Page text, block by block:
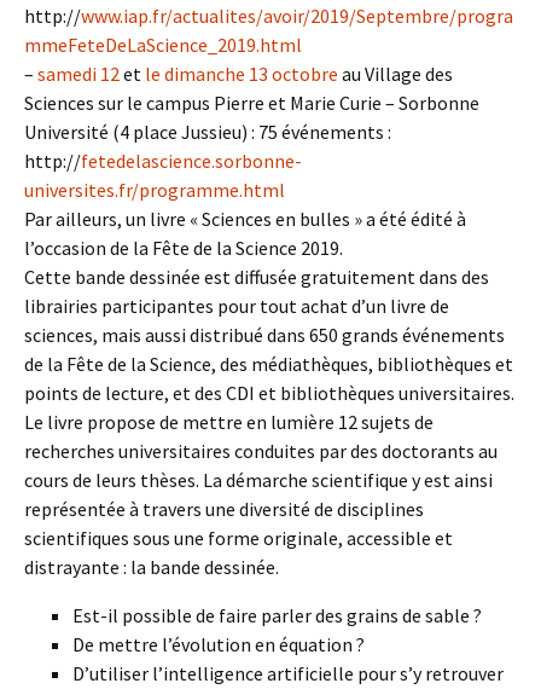
http://www.iap.fr/actualites/avoir/2019/Septembre/progra
mmeFeteDeLaScience_2019.html
– samedi 12et le dimanche 13 octobre au Village des
Sciences sur le campus Pierre et Marie Curie – Sorbonne
Université (4 place Jussieu) : 75 événements :
http://fetedelascience.sorbonne-
universites.fr/programme.html
Par ailleurs, un livre « Sciences en bulles » a été édité à
l’occasion de la Fête de la Science 2019.
Cette bande dessinée est diffusée gratuitement dans des
librairies participantes pour tout achat d’un livre de
sciences, mais aussi distribué dans 650 grands événements
de la Fête de la Science, des médiathèques, bibliothèques et
points de lecture, et des CDI et bibliothèques universitaires.
Le livre propose de mettre en lumière 12 sujets de
recherches universitaires conduites par des doctorants au
cours de leurs thèses. La démarche scientifique y est ainsi
représentée à travers une diversité de disciplines
scientifiques sous une forme originale, accessible et
distrayante : la bande dessinée.
Est-il possible de faire parler des grains de sable ?
De mettre l’évolution en équation ?
D’utiliser l’intelligence artificielle pour s’y retrouver